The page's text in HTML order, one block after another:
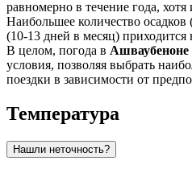
равномерно в течение года,
Наибольшее количество
(10-13 дней в месяц) приходится
В целом, погода в Ашваубеноне
условия, позволяя выбрать
поездки в зависимости от
Температура
Нашли неточность?